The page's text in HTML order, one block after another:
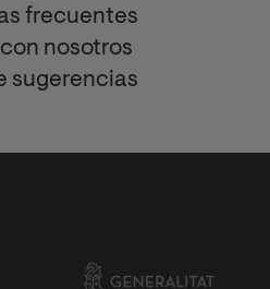
frecuentes
nosotros
sugerencias